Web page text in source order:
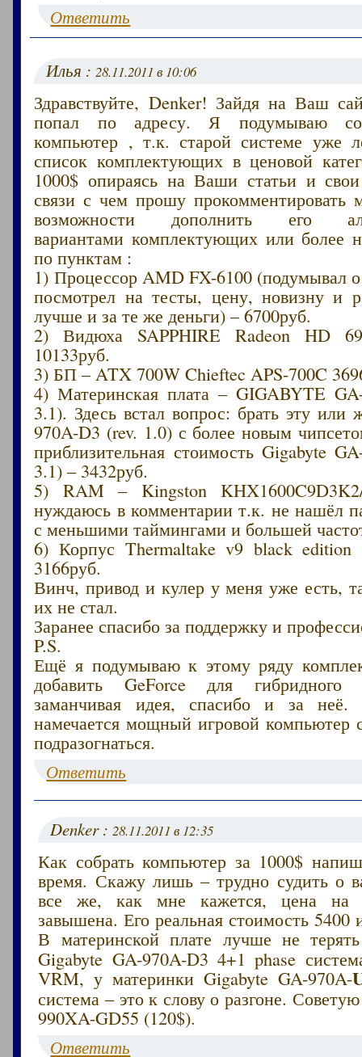
Ответить
Илья : 28.11.2011 в 10:06
Здравствуйте, Denker! Зайдя на Ваш
попал по адресу. Я подумываю
компьютер , т.к. старой системе уже
список комплектующих в ценовой
1000$ опираясь на Ваши статьи и
связи с чем прошу
возможности дополнить его
вариантами комплектующих или более
по пунктам :
1) Процессор AMD FX-6100 (подумывал
посмотрел на тесты, цену, новизну и
лучше и за те же деньги) – 6700руб.
2) Видюха SAPPHIRE Radeon HD
10133руб.
3) БП – ATX 700W Chieftec APS-700C
4) Материнская плата – GIGABYTE
3.1). Здесь встал вопрос: брать эту или
970A-D3 (rev. 1.0) с более новым
приблизительная стоимость Gigabyte
3.1) – 3432руб.
5) RAM – Kingston
нуждаюсь в комментарии т.к. не нашёл
с меньшими таймингами и большей
6) Корпус Thermaltake v9 black edition
3166руб.
Винч, привод и кулер у меня уже есть,
их не стал.
Заранее спасибо за поддержку и
P.S.
Ещё я подумываю к этому ряду
добавить GeForce для
заманчивая идея, спасибо и за
намечается мощный игровой компьютер
подразогнаться.
Ответить
Denker : 28.11.2011 в 12:35
Как собрать компьютер за 1000$
время. Скажу лишь – трудно судить о
все же, как мне кажется, цена на
завышена. Его реальная стоимость 5400
В материнской плате лучше не
Gigabyte GA-970A-D3 4+1 phase
VRM, у материнки Gigabyte GA-970A-
система – это к слову о разгоне.
990XA-GD55 (120$).
Ответить